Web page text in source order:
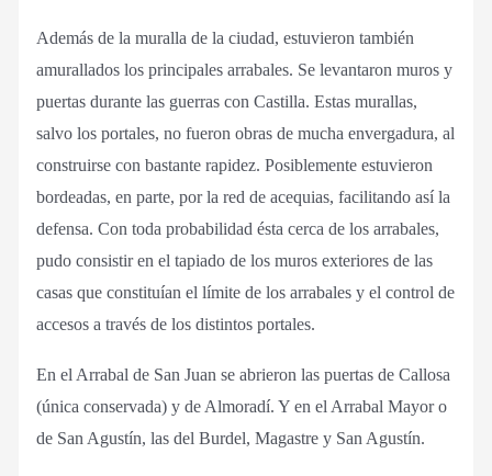
Además de la muralla de la ciudad, estuvieron también
amurallados los principales arrabales. Se levantaron muros y
puertas durante las guerras con Castilla. Estas murallas,
salvo los portales, no fueron obras de mucha envergadura, al
construirse con bastante rapidez. Posiblemente estuvieron
bordeadas, en parte, por la red de acequias, facilitando así la
defensa. Con toda probabilidad ésta cerca de los arrabales,
pudo consistir en el tapiado de los muros exteriores de las
casas que constituían el límite de los arrabales y el control de
accesos a través de los distintos portales.
En el Arrabal de San Juan se abrieron las puertas de Callosa
(única conservada) y de Almoradí. Y en el Arrabal Mayor o
de San Agustín, las del Burdel, Magastre y San Agustín.